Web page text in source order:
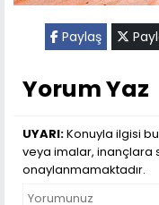
Paylaş
Yorum Yaz
UYARI:Konuyla ilgisi
veya imalar, inançlara
onaylanmamaktadır.